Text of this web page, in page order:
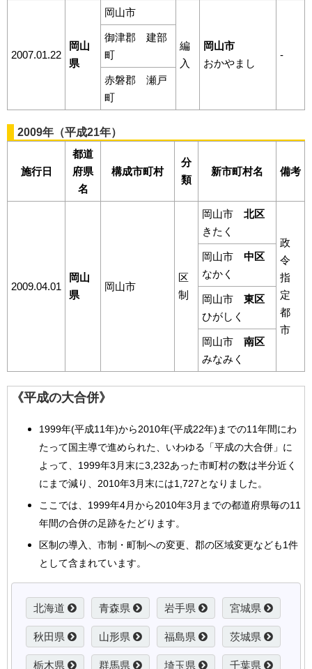
2007.01.22
岡山
県
岡山市
編
入
岡山市
おかやまし
-
御津郡 建部
町
赤磐郡 瀬戸
町
2009年（平成21年）
施行日
都道
府県
名
構成市町村
分
類
新市町村名 備考
2009.04.01
岡山
県
岡山市
区
制
岡山市 北区
きたく
政
令
指
定
都
市
岡山市 中区
なかく
岡山市 東区
ひがしく
岡山市 南区
みなみく
《平成の大合併》
1999年(平成11年)から2010年(平成22年)までの11年間にわ
たって国主導で進められた、いわゆる「平成の大合併」に
よって、1999年3月末に3,232あった市町村の数は半分近く
にまで減り、2010年3月末には1,727となりました。
ここでは、1999年4月から2010年3月までの都道府県毎の11
年間の合併の足跡をたどります。
区制の導入、市制・町制への変更、郡の区域変更なども1件
として含まれています。
北海道 青森県 岩手県 宮城県
秋田県 山形県 福島県 茨城県
栃木県 群馬県 埼玉県 千葉県